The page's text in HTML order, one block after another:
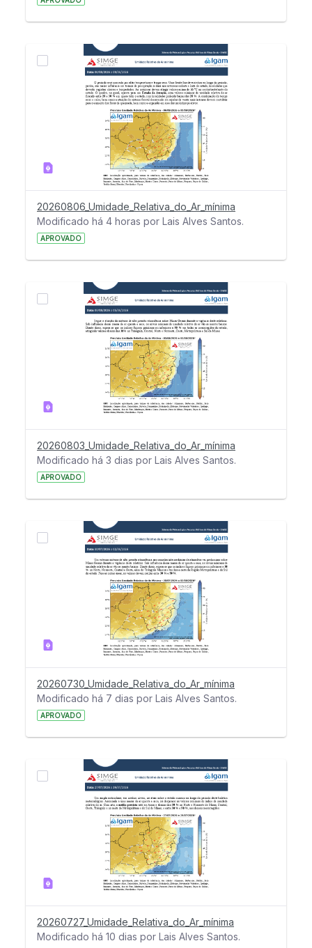
20260806_Umidade_Relativa_do_Ar_mínima
Modificado há 4 horas por Lais Alves Santos.
APROVADO
20260803_Umidade_Relativa_do_Ar_mínima
Modificado há 3 dias por Lais Alves Santos.
APROVADO
20260730_Umidade_Relativa_do_Ar_mínima
Modificado há 7 dias por Lais Alves Santos.
APROVADO
20260727_Umidade_Relativa_do_Ar_mínima
Modificado há 10 dias por Lais Alves Santos.